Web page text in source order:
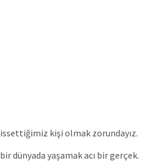
kişi olmak zorundayız.
dünyada yaşamak acı bir gerçek.